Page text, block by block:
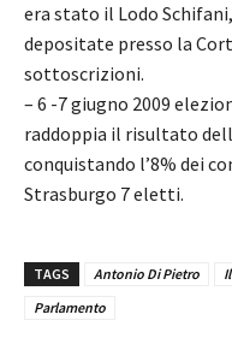
era stato il Lodo
depositate presso la
sottoscrizioni.
– 6 -7 giugno 2009
raddoppia il risultato
conquistando l’8% dei
Strasburgo 7 eletti.
TAGS Antonio Di Pietro
Parlamento